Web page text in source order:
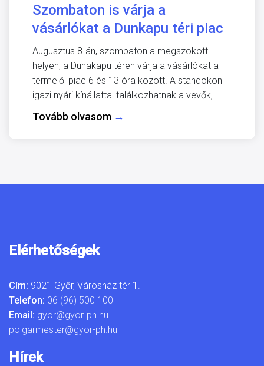
Szombaton is várja a
vásárlókat a Dunkapu téri piac
Augusztus 8-án, szombaton a megszokott
helyen, a Dunakapu téren várja a vásárlókat a
termelői piac 6 és 13 óra között. A standokon
igazi nyári kínállattal találkozhatnak a vevők, […]
Tovább olvasom →
Elérhetőségek
Cím: 9021 Győr, Városház tér 1.
Telefon: 06 (96) 500 100
Email: gyor@gyor-ph.hu
polgarmester@gyor-ph.hu
Hírek